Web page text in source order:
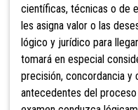
científicas, técnicas o de
les asigna valor o las
lógico y jurídico para
tomará en especial
precisión, concordancia y
antecedentes del proceso